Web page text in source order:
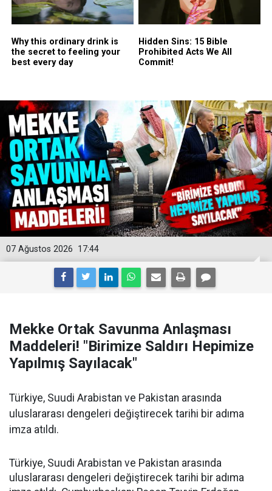
17:44
07 Ağustos 2026
Mekke Ortak Savunma Anlaşması
Maddeleri! "Birimize Saldırı Hepimize
Yapılmış Sayılacak"
Türkiye, Suudi Arabistan ve Pakistan arasında
uluslararası dengeleri değiştirecek tarihi bir adıma
imza atıldı.
Türkiye, Suudi Arabistan ve Pakistan arasında
uluslararası dengeleri değiştirecek tarihi bir adıma